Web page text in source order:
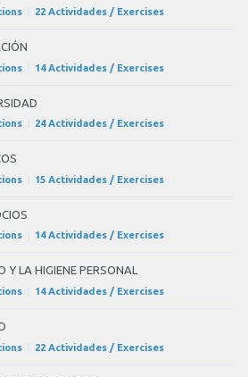
22 Actividades / Exercises
14 Actividades / Exercises
24 Actividades / Exercises
15 Actividades / Exercises
14 Actividades / Exercises
Y LA HIGIENE PERSONAL
14 Actividades / Exercises
22 Actividades / Exercises